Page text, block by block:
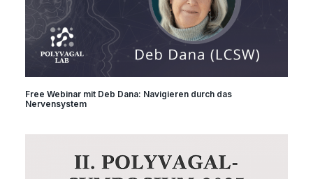
Free Webinar mit Deb Dana: Navigieren durch das
Nervensystem